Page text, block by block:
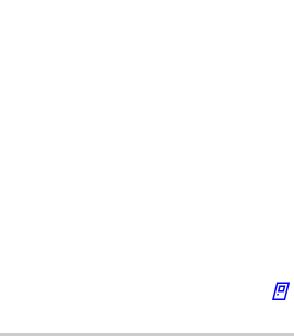
🚪